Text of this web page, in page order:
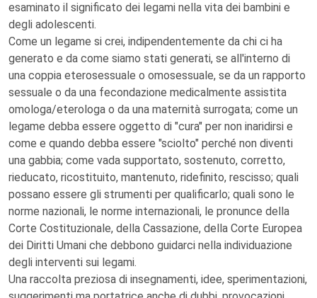
esaminato il significato dei legami nella vita dei bambini e
degli adolescenti.
Come un legame si crei, indipendentemente da chi ci ha
generato e da come siamo stati generati, se all'interno di
una coppia eterosessuale o omosessuale, se da un rapporto
sessuale o da una fecondazione medicalmente assistita
omologa/eterologa o da una maternità surrogata; come un
legame debba essere oggetto di "cura" per non inaridirsi e
come e quando debba essere "sciolto" perché non diventi
una gabbia; come vada supportato, sostenuto, corretto,
rieducato, ricostituito, mantenuto, ridefinito, rescisso; quali
possano essere gli strumenti per qualificarlo; quali sono le
norme nazionali, le norme internazionali, le pronunce della
Corte Costituzionale, della Cassazione, della Corte Europea
dei Diritti Umani che debbono guidarci nella individuazione
degli interventi sui legami.
Una raccolta preziosa di insegnamenti, idee, sperimentazioni,